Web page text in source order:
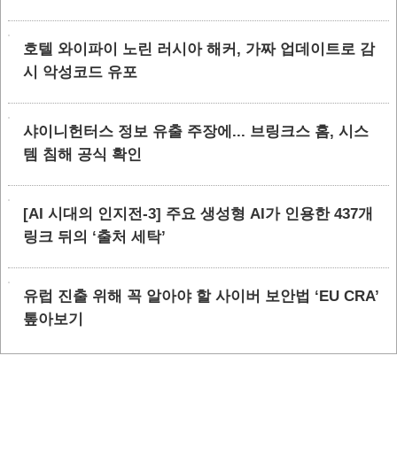
호텔 와이파이 노린 러시아 해커, 가짜 업데이트로 감
시 악성코드 유포
샤이니헌터스 정보 유출 주장에... 브링크스 홈, 시스
템 침해 공식 확인
[AI 시대의 인지전-3] 주요 생성형 AI가 인용한 437개
링크 뒤의 ‘출처 세탁’
유럽 진출 위해 꼭 알아야 할 사이버 보안법 ‘EU CRA’
톺아보기